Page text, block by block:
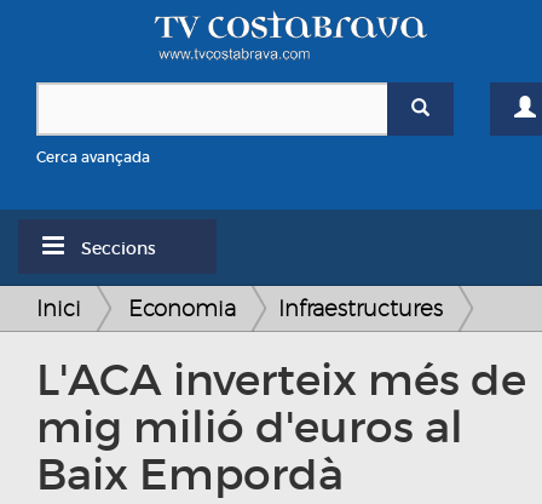
Cerca avançada
Seccions
Inici Economia Infraestructures
L'ACA inverteix més de
mig milió d'euros al
Baix Empordà